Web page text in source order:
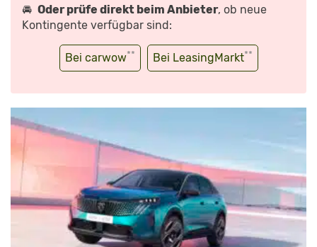
🚘 Oder prüfe direkt beim Anbieter, ob neue
Kontingente verfügbar sind:
Bei carwow** Bei LeasingMarkt**